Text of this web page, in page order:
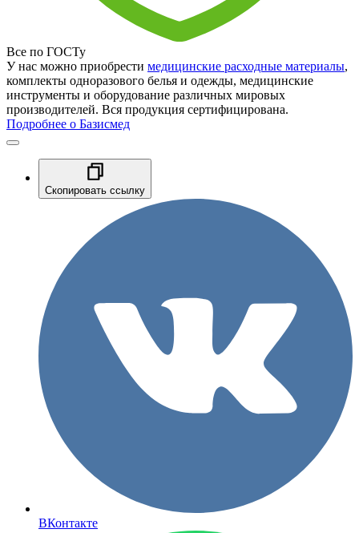
Все по ГОСТу
У нас можно приобрести медицинские расходные материалы,
комплекты одноразового белья и одежды, медицинские
инструменты и оборудование различных мировых
производителей. Вся продукция сертифицирована.
Подробнее о Базисмед
Скопировать ссылку
ВКонтакте